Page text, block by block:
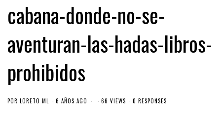
cabana-donde-no-se-
aventuran-las-hadas-libros-
prohibidos
POR LORETO ML 6 AÑOS AGO 66 VIEWS 0 RESPONSES